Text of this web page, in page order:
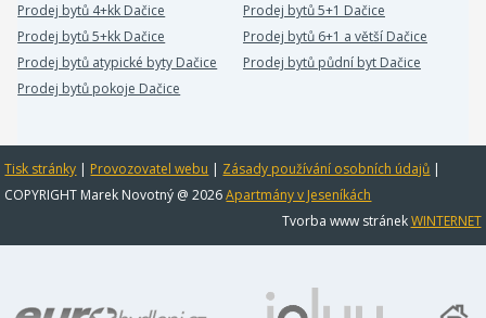
Prodej bytů 4+kk Dačice
Prodej bytů 5+1 Dačice
Prodej bytů 5+kk Dačice
Prodej bytů 6+1 a větší Dačice
Prodej bytů atypické byty Dačice
Prodej bytů půdní byt Dačice
Prodej bytů pokoje Dačice
Tisk stránky | Provozovatel webu | Zásady používání osobních údajů |
COPYRIGHT Marek Novotný @ 2026Apartmány v Jeseníkách
Tvorba www stránekWINTERNET